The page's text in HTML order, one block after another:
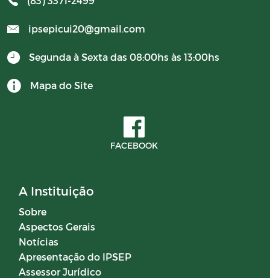
ipsepicui20@gmail.com
Segunda à Sexta das 08:00hs às 13:00hs
Mapa do Site
FACEBOOK
A Instituição
Sobre
Aspectos Gerais
Notícias
Apresentação do IPSEP
Assessor Jurídico